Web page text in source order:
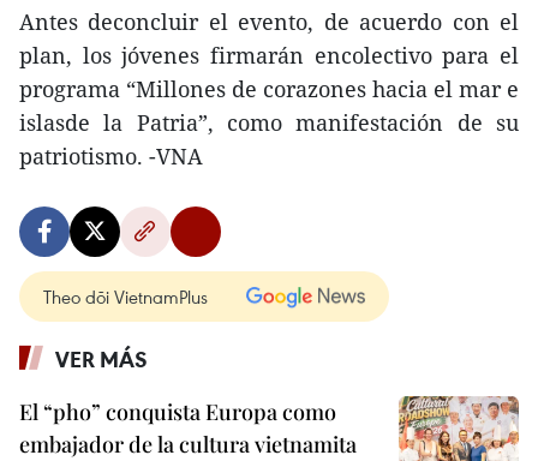
Antes deconcluir el evento, de acuerdo con el
plan, los jóvenes firmarán encolectivo para el
programa “Millones de corazones hacia el mar e
islasde la Patria”, como manifestación de su
patriotismo. -VNA
Theo dõi VietnamPlus
VER MÁS
El “pho” conquista Europa como
embajador de la cultura vietnamita